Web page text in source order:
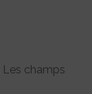
Les champs